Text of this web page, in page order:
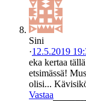
Sini
·12.5.2019
eka kertaa
etsimässä!
olisi...
Vastaa